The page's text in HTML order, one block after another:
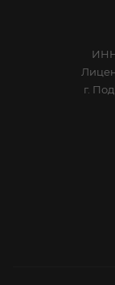
ИНН
г.